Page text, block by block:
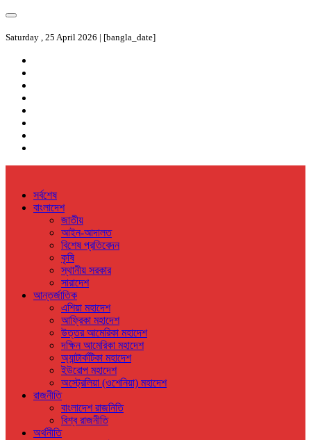
Saturday , 25 April 2026 | [bangla_date]
সর্বশেষ
বাংলাদেশ
জাতীয়
আইন-আদালত
বিশেষ প্রতিবেদন
কৃষি
স্থানীয় সরকার
সারাদেশ
আন্তর্জাতিক
এশিয়া মহাদেশ
আফ্রিকা মহাদেশ
উত্তর আমেরিকা মহাদেশ
দক্ষিন আমেরিকা মহাদেশ
অ্যান্টার্কটিকা মহাদেশ
ইউরোপ মহাদেশ
অস্ট্রেলিয়া (ওশেনিয়া) মহাদেশ
রাজনীতি
বাংলাদেশ রাজনিতি
বিশ্ব রাজনীতি
অর্থনীতি